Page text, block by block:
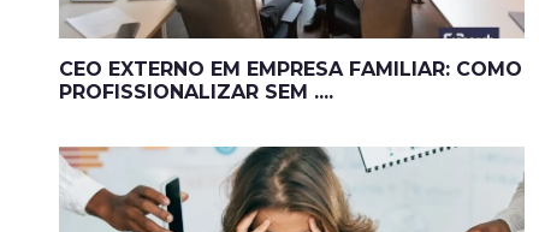
CEO EXTERNO EM EMPRESA FAMILIAR: COMO
PROFISSIONALIZAR SEM ....